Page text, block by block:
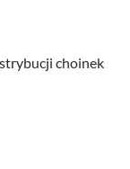
choinek
choinkę od